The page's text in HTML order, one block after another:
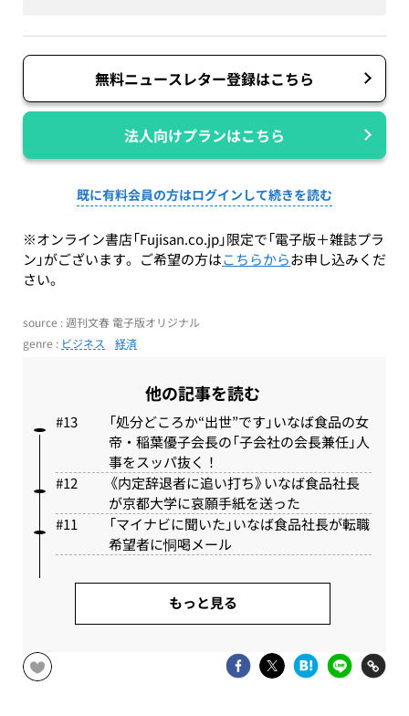
無料ニュースレター登録はこちら
法人向けプランはこちら
既に有料会員の方はログインして続きを読む
※オンライン書店「Fujisan.co.jp」限定で「電子版＋雑誌プラ
ン」がございます。ご希望の方はこちらからお申し込みくだ
さい。
source : 週刊文春 電子版オリジナル
genre : ビジネス 経済
他の記事を読む
「処分どころか“出世”です」いなば食品の女
帝・稲葉優子会長の「子会社の会長兼任」人
事をスッパ抜く！
《内定辞退者に追い打ち》いなば食品社長
が京都大学に哀願手紙を送った
「マイナビに聞いた」いなば食品社長が転職
希望者に恫喝メール
もっと見る